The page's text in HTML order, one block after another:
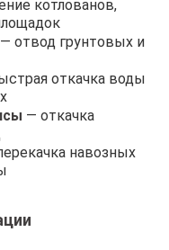
котлованов,
— отвод грунтовых и
откачка воды
— откачка
навозных